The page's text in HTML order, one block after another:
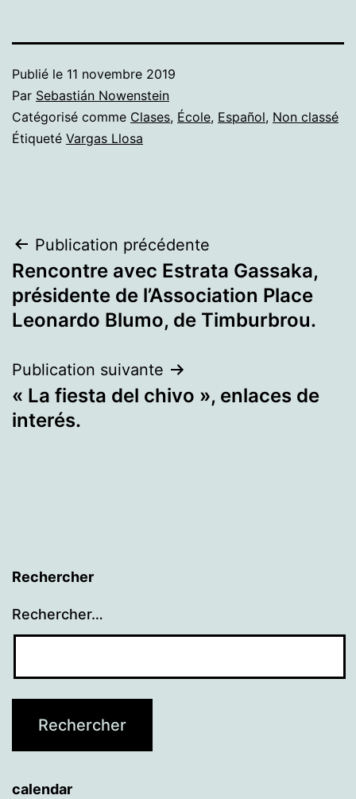
Publié le 11 novembre 2019
Par Sebastián Nowenstein
Catégorisé comme Clases, École, Español, Non classé
Étiqueté Vargas Llosa
Navigation
de
l’article
Publication précédente
Rencontre avec Estrata Gassaka,
présidente de l’Association Place
Leonardo Blumo, de Timburbrou.
Publication suivante
« La fiesta del chivo », enlaces de
interés.
Rechercher
Rechercher…
calendar